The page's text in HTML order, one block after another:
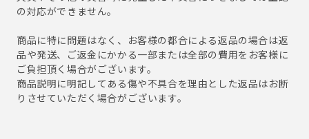
の対応ができません。
商品に特に問題はなく、お客様の都合による返品の場合は返
品や発送、ご返金にかかる一部または全部の費用をお客様に
ご負担頂く場合がございます。
商品説明に明記してある傷や不具合を理由とした返品はお断
りさせていただく場合がございます。